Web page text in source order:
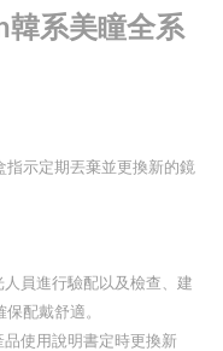
韓系美瞳全系
指示定期丟棄並更換新的鏡
員進行驗配以及檢查、建
配戴舒適。
使用說明書定時更換新